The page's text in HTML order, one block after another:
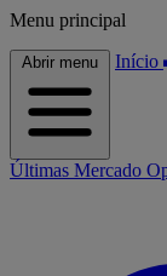
Menu principal
Abrir menu Início
Últimas Mercado